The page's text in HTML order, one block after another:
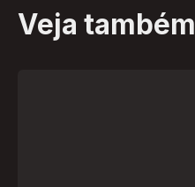
Veja também